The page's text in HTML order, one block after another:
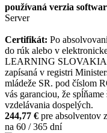
používaná verzia
Server
Certifikát: Po
do rúk alebo v
LEARNING SLOVAKIA
zapísaná v registri
mládeže SR. pod číslom
vás garanciou, že
vzdelávania dospelých.
244,77 € pre absolventov
na 60 / 365 dní